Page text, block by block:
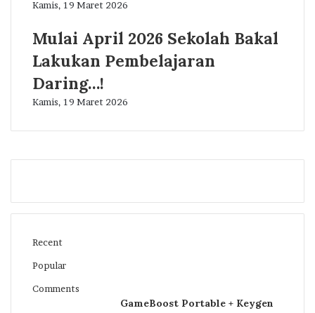
Kamis, 19 Maret 2026
Mulai April 2026 Sekolah Bakal
Lakukan Pembelajaran
Daring…!
Kamis, 19 Maret 2026
Recent
Popular
Comments
GameBoost Portable + Keygen